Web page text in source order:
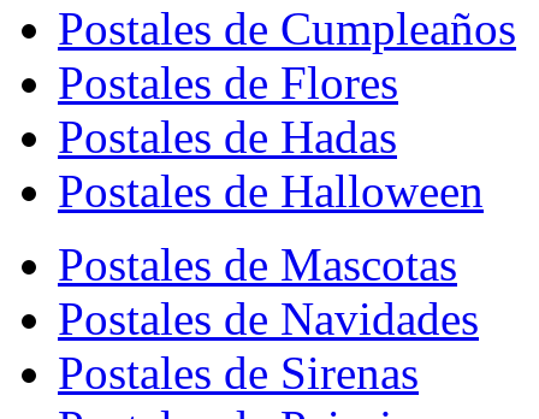
Postales de Cumpleaños
Postales de Flores
Postales de Hadas
Postales de Halloween
Postales de Mascotas
Postales de Navidades
Postales de Sirenas